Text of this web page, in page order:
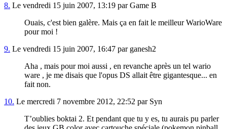
8. Le vendredi 15 juin 2007, 13:19 par Game B
Ouais, c'est bien galère. Mais ça en fait le meilleur WarioWare
pour moi !
9. Le vendredi 15 juin 2007, 16:47 par ganesh2
Aha , mais pour moi aussi , en revanche après un tel wario
ware , je me disais que l'opus DS allait être gigantesque... en
fait non.
10. Le mercredi 7 novembre 2012, 22:52 par Syn
T’oublies boktai 2. Et pendant que tu y es, tu aurais pu parler